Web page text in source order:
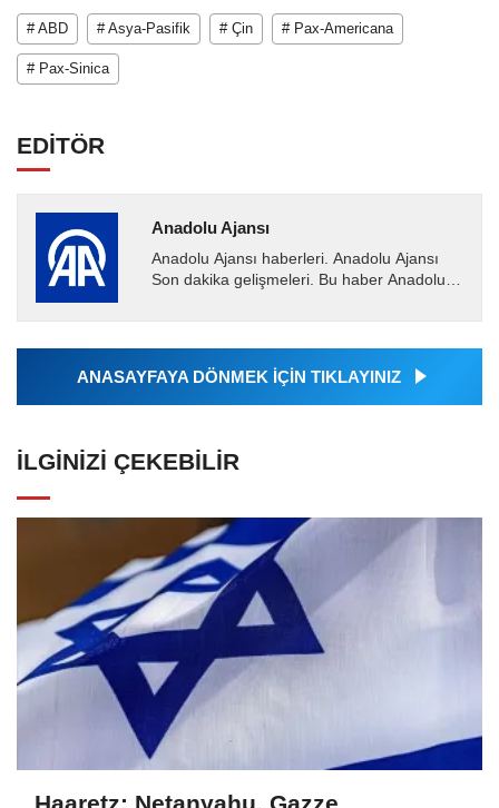
# ABD # Asya-Pasifik # Çin # Pax-Americana
# Pax-Sinica
EDİTÖR
Anadolu Ajansı
Anadolu Ajansı haberleri. Anadolu Ajansı
Son dakika gelişmeleri. Bu haber Anadolu
Ajansı tarafından...
ANASAYFAYA DÖNMEK İÇİN TIKLAYINIZ
İLGINIZI ÇEKEBILIR